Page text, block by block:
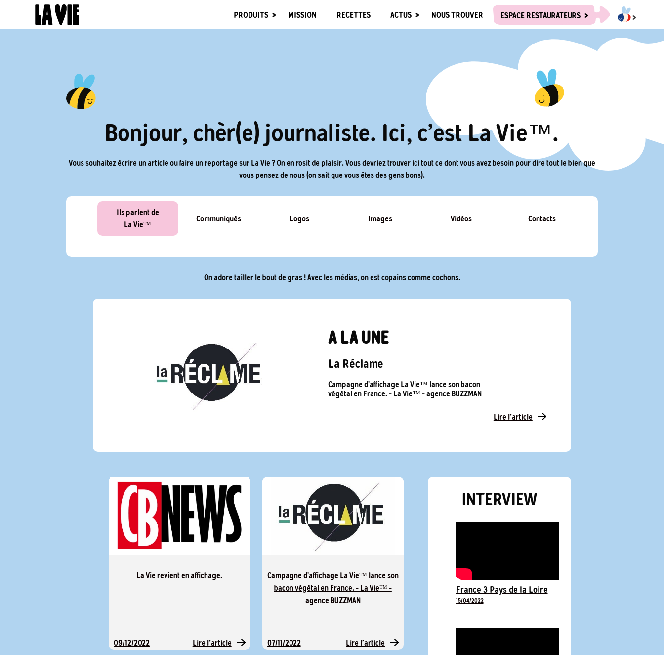
Panneau de gestion des cookies
PRODUITS MISSION RECETTES ACTUS NOUS TROUVER ESPACE RESTAURATEURS
Bonjour, chèr(e) journaliste. Ici, c’est La Vie™️.
Vous souhaitez écrire un article ou faire un reportage sur La Vie ? On en rosit de plaisir. Vous devriez trouver ici tout ce dont vous avez besoin pour dire tout le bien que
vous pensez de nous (on sait que vous êtes des gens bons).
Ils parlent de
La Vie™
Communiqués Logos Images Vidéos Contacts
On adore tailler le bout de gras ! Avec les médias, on est copains comme cochons.
A LA UNE
La Réclame
Campagne d’affichage La Vie™ lance son bacon
végétal en France. – La Vie™ – agence BUZZMAN
Lire l'article
La Vie revient en affichage.
09/12/2022 Lire l'article
Campagne d’affichage La Vie™ lance son
bacon végétal en France. – La Vie™ –
agence BUZZMAN
07/11/2022 Lire l'article
INTERVIEW
France 3 Pays de la Loire
15/04/2022